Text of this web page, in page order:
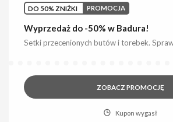
DO 50% ZNIŻKI PROMOCJA
Wyprzedaż do -50% w Badura!
Setki przecenionych butów i torebek.
ZOBACZ PROMOCJĘ
Kupon wygasł